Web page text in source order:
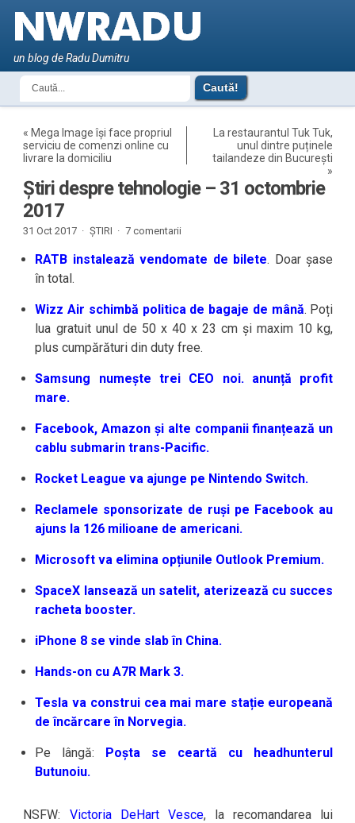
un blog de Radu Dumitru
« Mega Image își face propriul
serviciu de comenzi online cu
livrare la domiciliu
La restaurantul Tuk Tuk,
unul dintre puținele
tailandeze din București
»
Știri despre tehnologie – 31 octombrie
2017
31 Oct 2017 · ȘTIRI · 7 comentarii
RATB instalează vendomate de bilete. Doar șase
în total.
Wizz Air schimbă politica de bagaje de mână. Poți
lua gratuit unul de 50 x 40 x 23 cm și maxim 10 kg,
plus cumpărături din duty free.
Samsung numește trei CEO noi. anunță profit
mare.
Facebook, Amazon și alte companii finanțează un
cablu submarin trans-Pacific.
Rocket League va ajunge pe Nintendo Switch.
Reclamele sponsorizate de ruși pe Facebook au
ajuns la 126 milioane de americani.
Microsoft va elimina opțiunile Outlook Premium.
SpaceX lansează un satelit, aterizează cu succes
racheta booster.
iPhone 8 se vinde slab în China.
Hands-on cu A7R Mark 3.
Tesla va construi cea mai mare stație europeană
de încărcare în Norvegia.
Pe lângă: Poșta se ceartă cu headhunterul
Butunoiu.
NSFW: Victoria DeHart Vesce, la recomandarea lui